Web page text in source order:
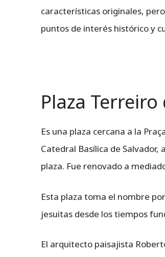
características originales,
puntos de interés histórico y
Plaza Terreiro
Es una plaza cercana a la
Catedral Basílica de
plaza. Fue renovado a
Esta plaza toma el nombre
jesuitas desde los tiempos
El arquitecto paisajista